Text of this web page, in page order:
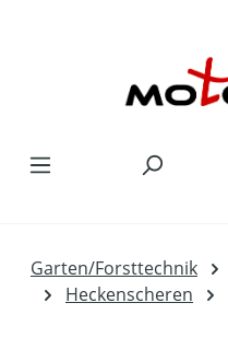
Garten/Forsttechnik
Heckenscheren